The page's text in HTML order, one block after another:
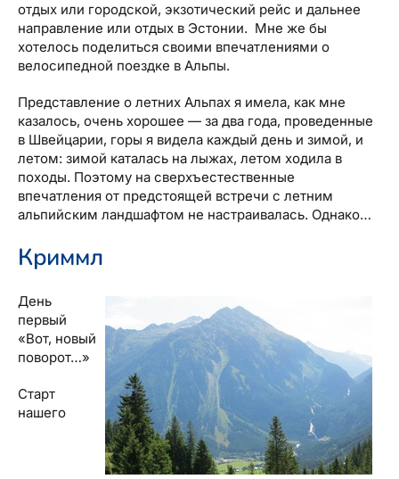
отдых или городской, экзотический рейс и дальнее
направление или отдых в Эстонии. Мне же бы
хотелось поделиться своими впечатлениями о
велосипедной поездке в Альпы.
Представление о летних Альпах я имела, как мне
казалось, очень хорошее — за два года, проведенные
в Швейцарии, горы я видела каждый день и зимой, и
летом: зимой каталась на лыжах, летом ходила в
походы. Поэтому на сверхъестественные
впечатления от предстоящей встречи с летним
альпийским ландшафтом не настраивалась. Однако…
Криммл
День
первый
«Вот, новый
поворот…»
Старт
нашего